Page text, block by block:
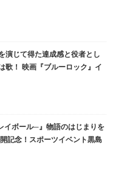
演じて得た達成感と役者とし
歌！ 映画『ブルーロック』イ
イボール─』物語のはじまりを
記念！スポーツイベント黒島